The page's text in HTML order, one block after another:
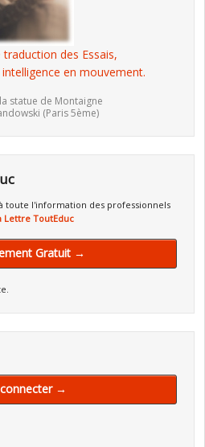
des Essais,
en mouvement.
statue de Montaigne
(Paris 5ème)
toute l'information des professionnels
Lettre ToutEduc
Gratuit →
→